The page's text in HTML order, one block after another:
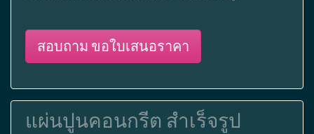
สอบถาม ขอใบเสนอราคา
แผ่นปูนคอนกรีต สำเร็จรูป